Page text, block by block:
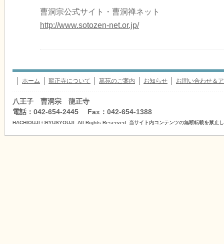
曹洞宗公式サイト・曹洞禅ネット
http://www.sotozen-net.or.jp/
ホーム 龍正寺について 墓苑のご案内 お知らせ お問い合わせ＆
八王子 曹洞宗 龍正寺
電話：042-654-2445 Fax：042-654-1388
HACHIOUJI ©RYUSYOUJI .All Rights Reserved. 当サイト内コンテンツの無断転載を禁止